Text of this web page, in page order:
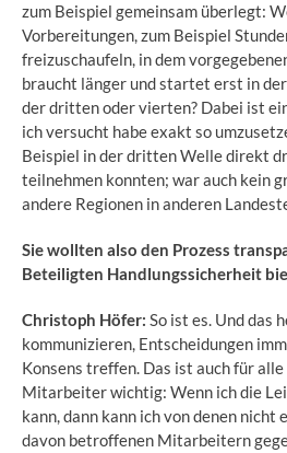
zum Beispiel gemeinsam überlegt:
Vorbereitungen, zum Beispiel
freizuschaufeln, in dem
braucht länger und startet erst in
der dritten oder vierten? Dabei ist
ich versucht habe exakt so
Beispiel in der dritten Welle direkt
teilnehmen konnten; war auch kein
andere Regionen in anderen
Sie wollten also den Prozess
Beteiligten Handlungssicherheit
Christoph Höfer: So ist es. Und das
kommunizieren, Entscheidungen
Konsens treffen. Das ist auch für
Mitarbeiter wichtig: Wenn ich die
kann, dann kann ich von denen nicht
davon betroffenen Mitarbeitern